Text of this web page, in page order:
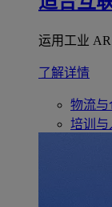
运用工业
了解详情
物流与
培训与